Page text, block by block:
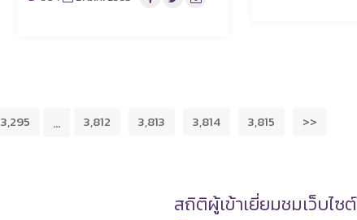
3,295 … 3,812 3,813 3,814 3,815 >>
สถิติผู้เข้าเยี่ยมชมเว็บไซต์